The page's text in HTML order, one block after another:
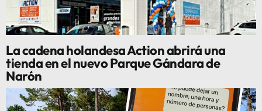
La cadena holandesa Action abrirá una
tienda en el nuevo Parque Gándara de
Narón